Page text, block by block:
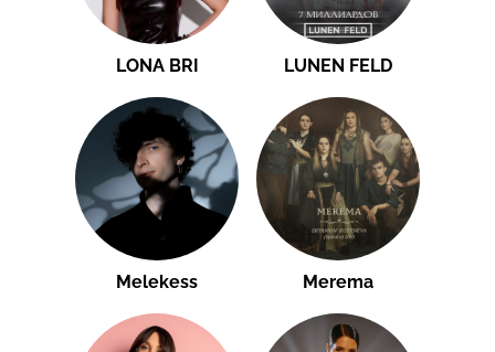
LONA BRI LUNEN FELD
Melekess Merema